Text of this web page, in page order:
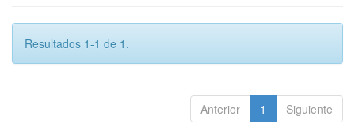
Resultados 1-1 de 1.
Anterior 1 Siguiente